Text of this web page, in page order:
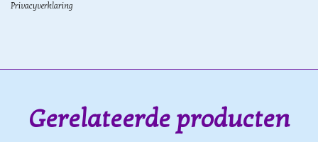
Privacyverklaring
Gerelateerde producten